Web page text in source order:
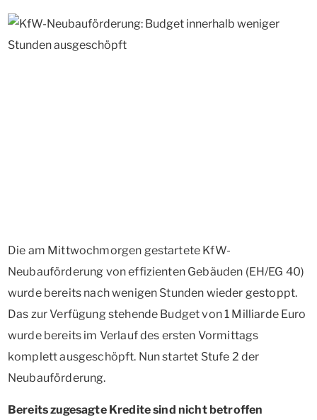
Die am Mittwochmorgen gestartete KfW-
Neubauförderung von effizienten Gebäuden (EH/EG 40)
wurde bereits nach wenigen Stunden wieder gestoppt.
Das zur Verfügung stehende Budget von 1 Milliarde Euro
wurde bereits im Verlauf des ersten Vormittags
komplett ausgeschöpft. Nun startet Stufe 2 der
Neubauförderung.
Bereits zugesagte Kredite sind nicht betroffen